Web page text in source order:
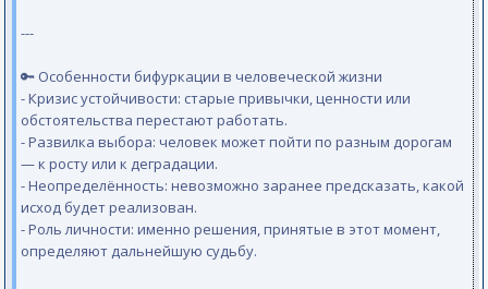
---
🔑 Особенности бифуркации в человеческой жизни
- Кризис устойчивости: старые привычки, ценности или
обстоятельства перестают работать.
- Развилка выбора: человек может пойти по разным дорогам
— к росту или к деградации.
- Неопределённость: невозможно заранее предсказать, какой
исход будет реализован.
- Роль личности: именно решения, принятые в этот момент,
определяют дальнейшую судьбу.